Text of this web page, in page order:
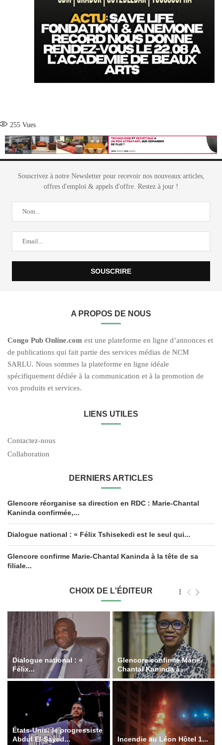
255 Vues
Souscrivez à notre Newsletter pour recevoir nos nouveaux articles,
offres d'emploi & appels d'offre. Restez à jour !
A PROPOS DE NOUS
Congo Pub Online.com est une plateforme en ligne d’annonces et
de publications qui fait partie des services médias de NCM
SARLU. Nous sommes la plateforme en ligne idéale
spécifiquement dédiée à la communication et à la promotion de
vos produits et services.
LIENS UTILES
Contactez-nous
Collaboration
DERNIERS ARTICLES
Glencore réorganise sa direction en RDC : Marie-Chantal
Kaninda confirmée,...
Dialogue national : « Félix Tshisekedi est le seul qui...
Glencore confirme Marie-Chantal Kaninda à la tête de sa
filiale...
CHOIX DE L'ÉDITEUR
Dialogue national : «
Félix...
Glencore confirme Marie-
Chantal Kaninda à...
États-Unis: le progressiste
Abdul El-Sayed...
Incendie au Léon Hôtel 1...